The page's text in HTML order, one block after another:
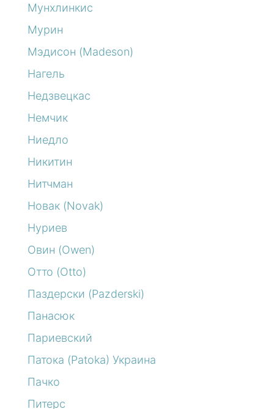
Мунхлинкис
Мурин
Мэдисон (Madeson)
Нагель
Недзвецкас
Немчик
Ниедло
Никитин
Нитчман
Новак (Novak)
Нуриев
Овин (Owen)
Отто (Otto)
Паздерски (Pazderski)
Панасюк
Париевский
Патока (Patoka) Украина
Пачко
Питерс